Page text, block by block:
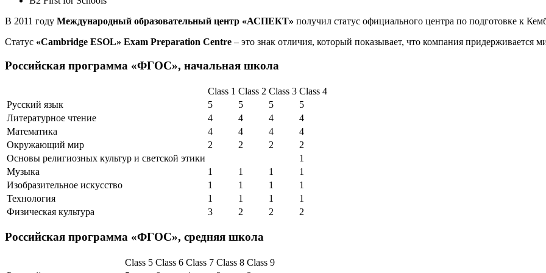
В 2011 году Международный образовательный центр «АСПЕКТ» получил статус официального центра по подготовке к
Статус «Cambridge ESOL» Exam Preparation Centre – это знак отличия, который показывает, что компания придерживается
Российская программа «ФГОС», начальная школа
Class 1 Class 2 Class 3 Class 4
Русский язык
5 5 5
5
Литературное чтение
4 4 4
4
Математика
4 4 4
4
Окружающий мир
2 2 2
2
Основы религиозных культур и светской этики
1
Музыка
1 1 1
1
Изобразительное искусство
1 1 1
1
Технология
1 1 1
1
Физическая культура
3 2 2 2
Российская программа «ФГОС», средняя школа
Class 5 Class 6 Class 7 Class 8 Class 9